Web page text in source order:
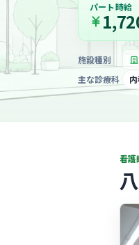
パート時給
施設種別
主な診療科
看護